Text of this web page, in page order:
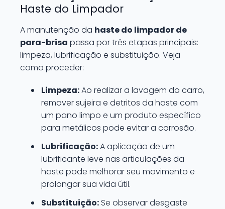
Haste do Limpador
A manutenção da haste do limpador de
para-brisa passa por três etapas principais:
limpeza, lubrificação e substituição. Veja
como proceder:
Limpeza:Ao realizar a lavagem do carro,
remover sujeira e detritos da haste com
um pano limpo e um produto específico
para metálicos pode evitar a corrosão.
Lubrificação:A aplicação de um
lubrificante leve nas articulações da
haste pode melhorar seu movimento e
prolongar sua vida útil.
Substituição: Se observar desgaste